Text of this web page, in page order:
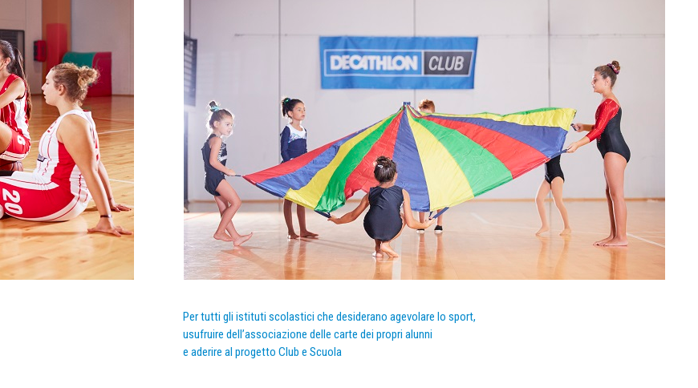
Per tutti gli istituti scolastici che desiderano agevolare lo sport,
usufruire dell’associazione delle carte dei propri alunni
e aderire al progetto Club e Scuola